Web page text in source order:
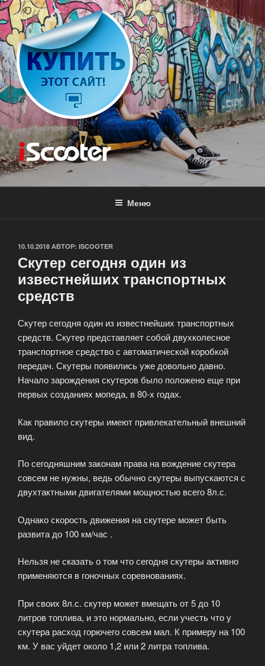
Перейти
к
содержимому
ISCOOTER
Аренда скутера
Меню
ОПУБЛИКОВАНО
10.10.2018 АВТОР: ISCOOTER
Скутер сегодня один из
известнейших транспортных
средств
Скутер сегодня один из известнейших транспортных
средств. Скутер представляет собой двухколесное
транспортное средство с автоматической коробкой
передач. Скутеры появились уже довольно давно.
Начало зарождения скутеров было положено еще при
первых созданиях мопеда, в 80-х годах.
Как правило скутеры имеют привлекательный внешний
вид.
По сегодняшним законам права на вождение скутера
совсем не нужны, ведь обычно скутеры выпускаются с
двухтактными двигателями мощностью всего 8л.с.
Однако скорость движения на скутере может быть
развита до 100 км/час .
Нельзя не сказать о том что сегодня скутеры активно
применяются в гоночных соревнованиях.
При своих 8л.с. скутер может вмещать от 5 до 10
литров топлива, и это нормально, если учесть что у
скутера расход горючего совсем мал. К примеру на 100
км. У вас уйдет около 1,2 или 2 литра топлива.